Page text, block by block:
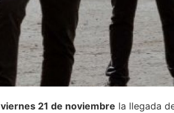
viernes 21 de noviembre la llegada